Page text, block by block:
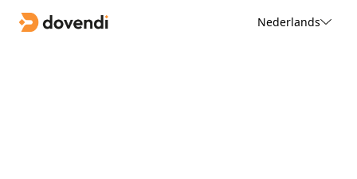
Nederlands